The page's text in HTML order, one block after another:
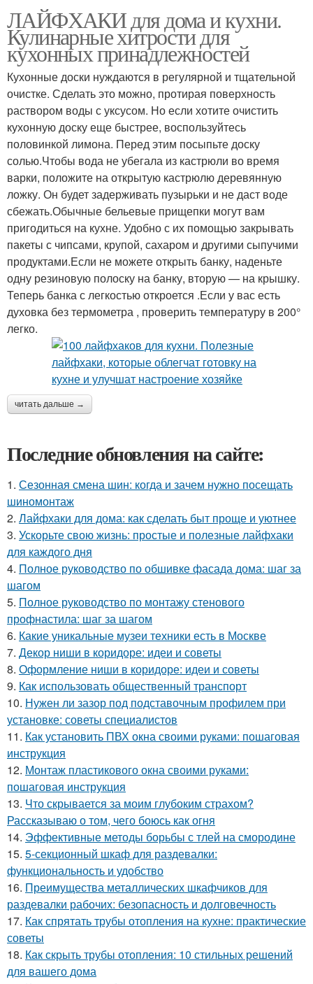
ЛАЙФХАКИ для дома и кухни.
Кулинарные хитрости для
кухонных принадлежностей
Кухонные доски нуждаются в регулярной и тщательной
очистке. Сделать это можно, протирая поверхность
раствором воды с уксусом. Но если хотите очистить
кухонную доску еще быстрее, воспользуйтесь
половинкой лимона. Перед этим посыпьте доску
солью.Чтобы вода не убегала из кастрюли во время
варки, положите на открытую кастрюлю деревянную
ложку. Он будет задерживать пузырьки и не даст воде
сбежать.Обычные бельевые прищепки могут вам
пригодиться на кухне. Удобно с их помощью закрывать
пакеты с чипсами, крупой, сахаром и другими сыпучими
продуктами.Если не можете открыть банку, наденьте
одну резиновую полоску на банку, вторую — на крышку.
Теперь банка с легкостью откроется .Если у вас есть
духовка без термометра , проверить температуру в 200°
легко.
читать дальше →
Последние обновления на сайте:
1. Сезонная смена шин: когда и зачем нужно посещать
шиномонтаж
2. Лайфхаки для дома: как сделать быт проще и уютнее
3. Ускорьте свою жизнь: простые и полезные лайфхаки
для каждого дня
4. Полное руководство по обшивке фасада дома: шаг за
шагом
5. Полное руководство по монтажу стенового
профнастила: шаг за шагом
6. Какие уникальные музеи техники есть в Москве
7. Декор ниши в коридоре: идеи и советы
8. Оформление ниши в коридоре: идеи и советы
9. Как использовать общественный транспорт
10. Нужен ли зазор под подставочным профилем при
установке: советы специалистов
11. Как установить ПВХ окна своими руками: пошаговая
инструкция
12. Монтаж пластикового окна своими руками:
пошаговая инструкция
13. Что скрывается за моим глубоким страхом?
Рассказываю о том, чего боюсь как огня
14. Эффективные методы борьбы с тлей на смородине
15. 5-секционный шкаф для раздевалки:
функциональность и удобство
16. Преимущества металлических шкафчиков для
раздевалки рабочих: безопасность и долговечность
17. Как спрятать трубы отопления на кухне: практические
советы
18. Как скрыть трубы отопления: 10 стильных решений
для вашего дома